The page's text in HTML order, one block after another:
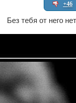
+46
Без тебя от него